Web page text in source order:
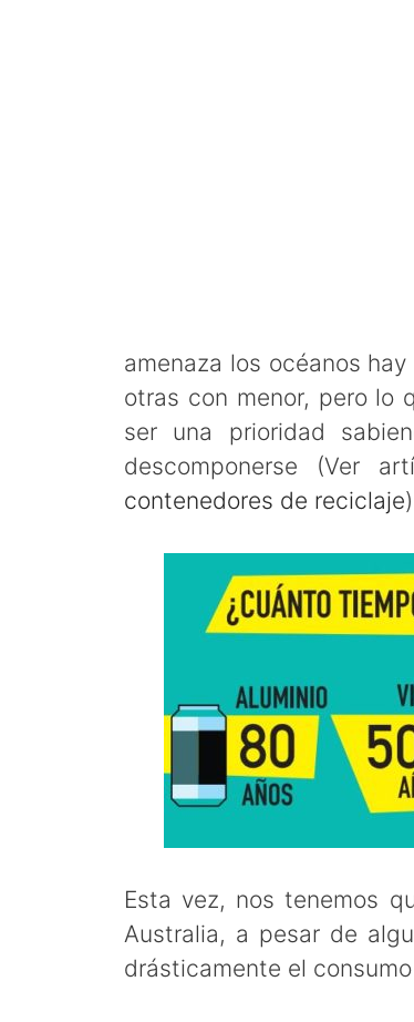
amenaza los océanos
otras con menor, pero lo
ser una prioridad
descomponerse (Ver
contenedores de reciclaje
Esta vez, nos tenemos
Australia, a pesar de
drásticamente el